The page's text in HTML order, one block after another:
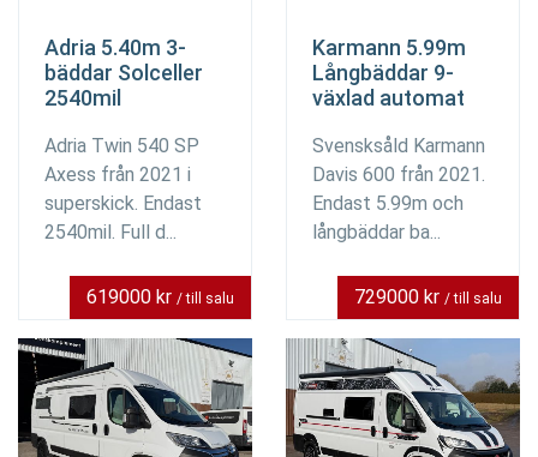
Adria 5.40m 3-
bäddar Solceller
2540mil
Adria Twin 540 SP
Axess från 2021 i
superskick. Endast
2540mil. Full d...
619000 kr / till salu
Karmann 5.99m
Långbäddar 9-
växlad automat
Svensksåld Karmann
Davis 600 från 2021.
Endast 5.99m och
långbäddar ba...
729000 kr / till salu